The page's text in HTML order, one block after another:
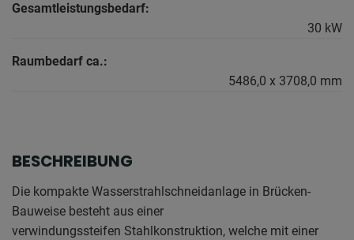
Gesamtleistungsbedarf:
30 kW
Raumbedarf ca.:
5486,0 x 3708,0 mm
BESCHREIBUNG
Die kompakte Wasserstrahlschneidanlage in Brücken-
Bauweise besteht aus einer
verwindungssteifen Stahlkonstruktion, welche mit einer